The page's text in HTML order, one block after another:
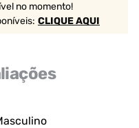
no momento!
: CLIQUE AQUI